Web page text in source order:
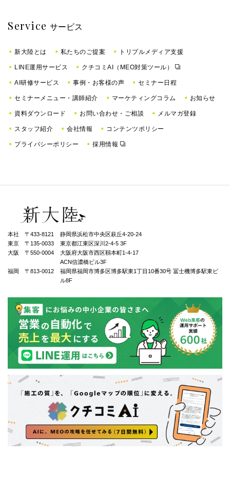
Service サービス
新大陸とは 私たちのご提案 トリプルメディア支援
LINE運用サービス クチコミAI（MEO対策ツール）
AI研修サービス 事例・お客様の声 セミナー日程
セミナーメニュー・講師紹介 マーケティングコラム お知らせ
資料ダウンロード お問い合わせ・ご相談 メルマガ登録
スタッフ紹介 会社情報 コンテンツポリシー
プライバシーポリシー 採用情報
本社 〒433-8121
静岡県浜松市中央区萩丘4-20-24
東京 〒135-0033
東京都江東区深川2-4-5 3F
大阪 〒550-0004
⼤阪府⼤阪市⻄区靱本町1-4-17
ACN信濃橋ビル3F
福岡 〒813-0012
福岡県福岡市博多区博多駅東1丁⽬10番30号 冨士機博多駅東ビ
ル8F